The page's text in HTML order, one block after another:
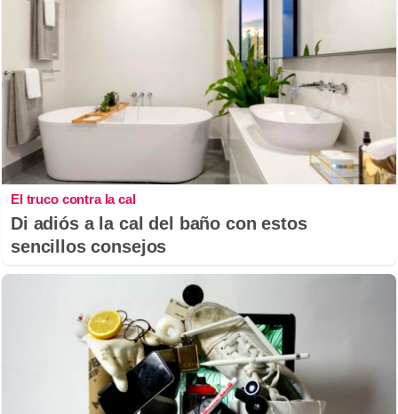
El truco contra la cal
Di adiós a la cal del baño con estos
sencillos consejos